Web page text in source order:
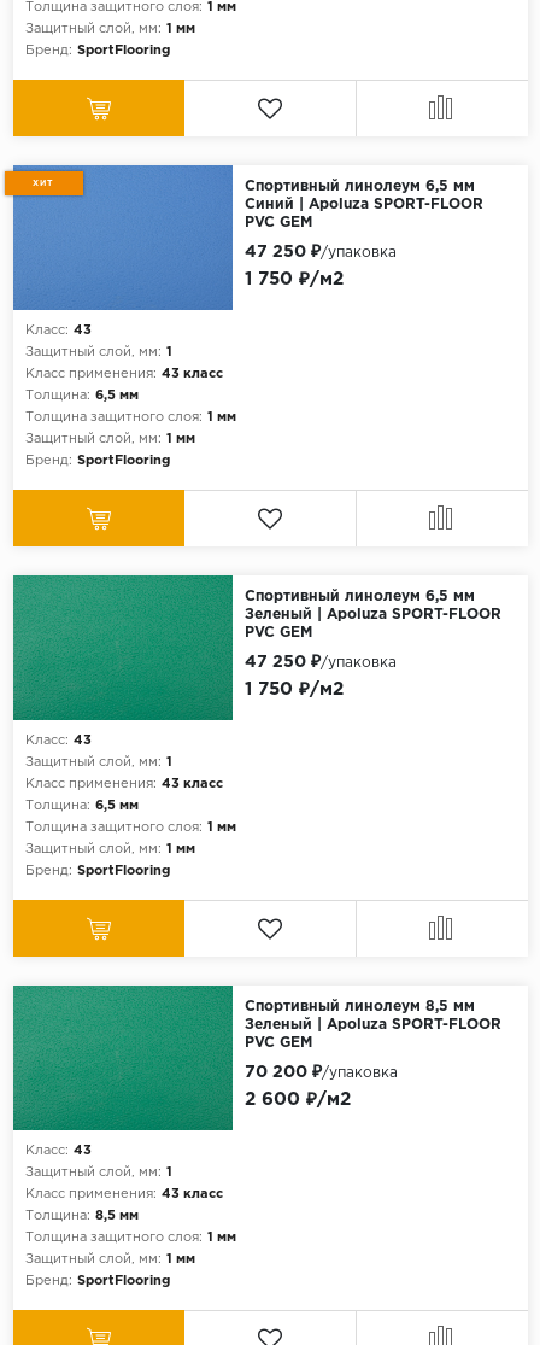
Толщина защитного слоя: 1 мм
Защитный слой, мм: 1 мм
Бренд: SportFlooring
ХИТ
Спортивный линолеум 6,5 мм
Синий | Apoluza SPORT-FLOOR
PVC GEM
Класс: 43
Защитный слой, мм: 1
Класс применения: 43 класс
Толщина: 6,5 мм
Толщина защитного слоя: 1 мм
Защитный слой, мм: 1 мм
Бренд: SportFlooring
1 750 ₽/м2
47 250 ₽/упаковка
Спортивный линолеум 6,5 мм
Зеленый | Apoluza SPORT-FLOOR
PVC GEM
Класс: 43
Защитный слой, мм: 1
Класс применения: 43 класс
Толщина: 6,5 мм
Толщина защитного слоя: 1 мм
Защитный слой, мм: 1 мм
Бренд: SportFlooring
1 750 ₽/м2
47 250 ₽/упаковка
Спортивный линолеум 8,5 мм
Зеленый | Apoluza SPORT-FLOOR
PVC GEM
Класс: 43
Защитный слой, мм: 1
Класс применения: 43 класс
Толщина: 8,5 мм
Толщина защитного слоя: 1 мм
Защитный слой, мм: 1 мм
Бренд: SportFlooring
2 600 ₽/м2
70 200 ₽/упаковка